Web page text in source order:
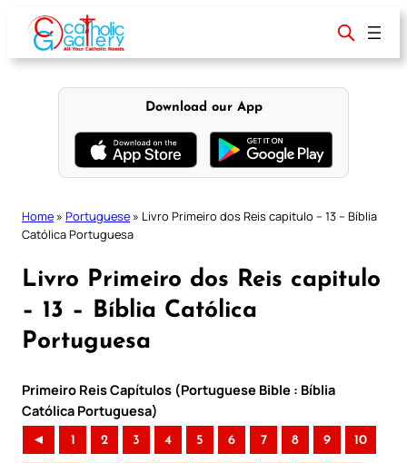
content
Download our App
Home » Portuguese » Livro Primeiro dos Reis capitulo – 13 – Bíblia
Católica Portuguesa
Livro Primeiro dos Reis capitulo
– 13 – Bíblia Católica
Portuguesa
Primeiro Reis Capítulos (Portuguese Bible : Bíblia
Católica Portuguesa)
◄ 1 2 3 4 5 6 7 8 9 10